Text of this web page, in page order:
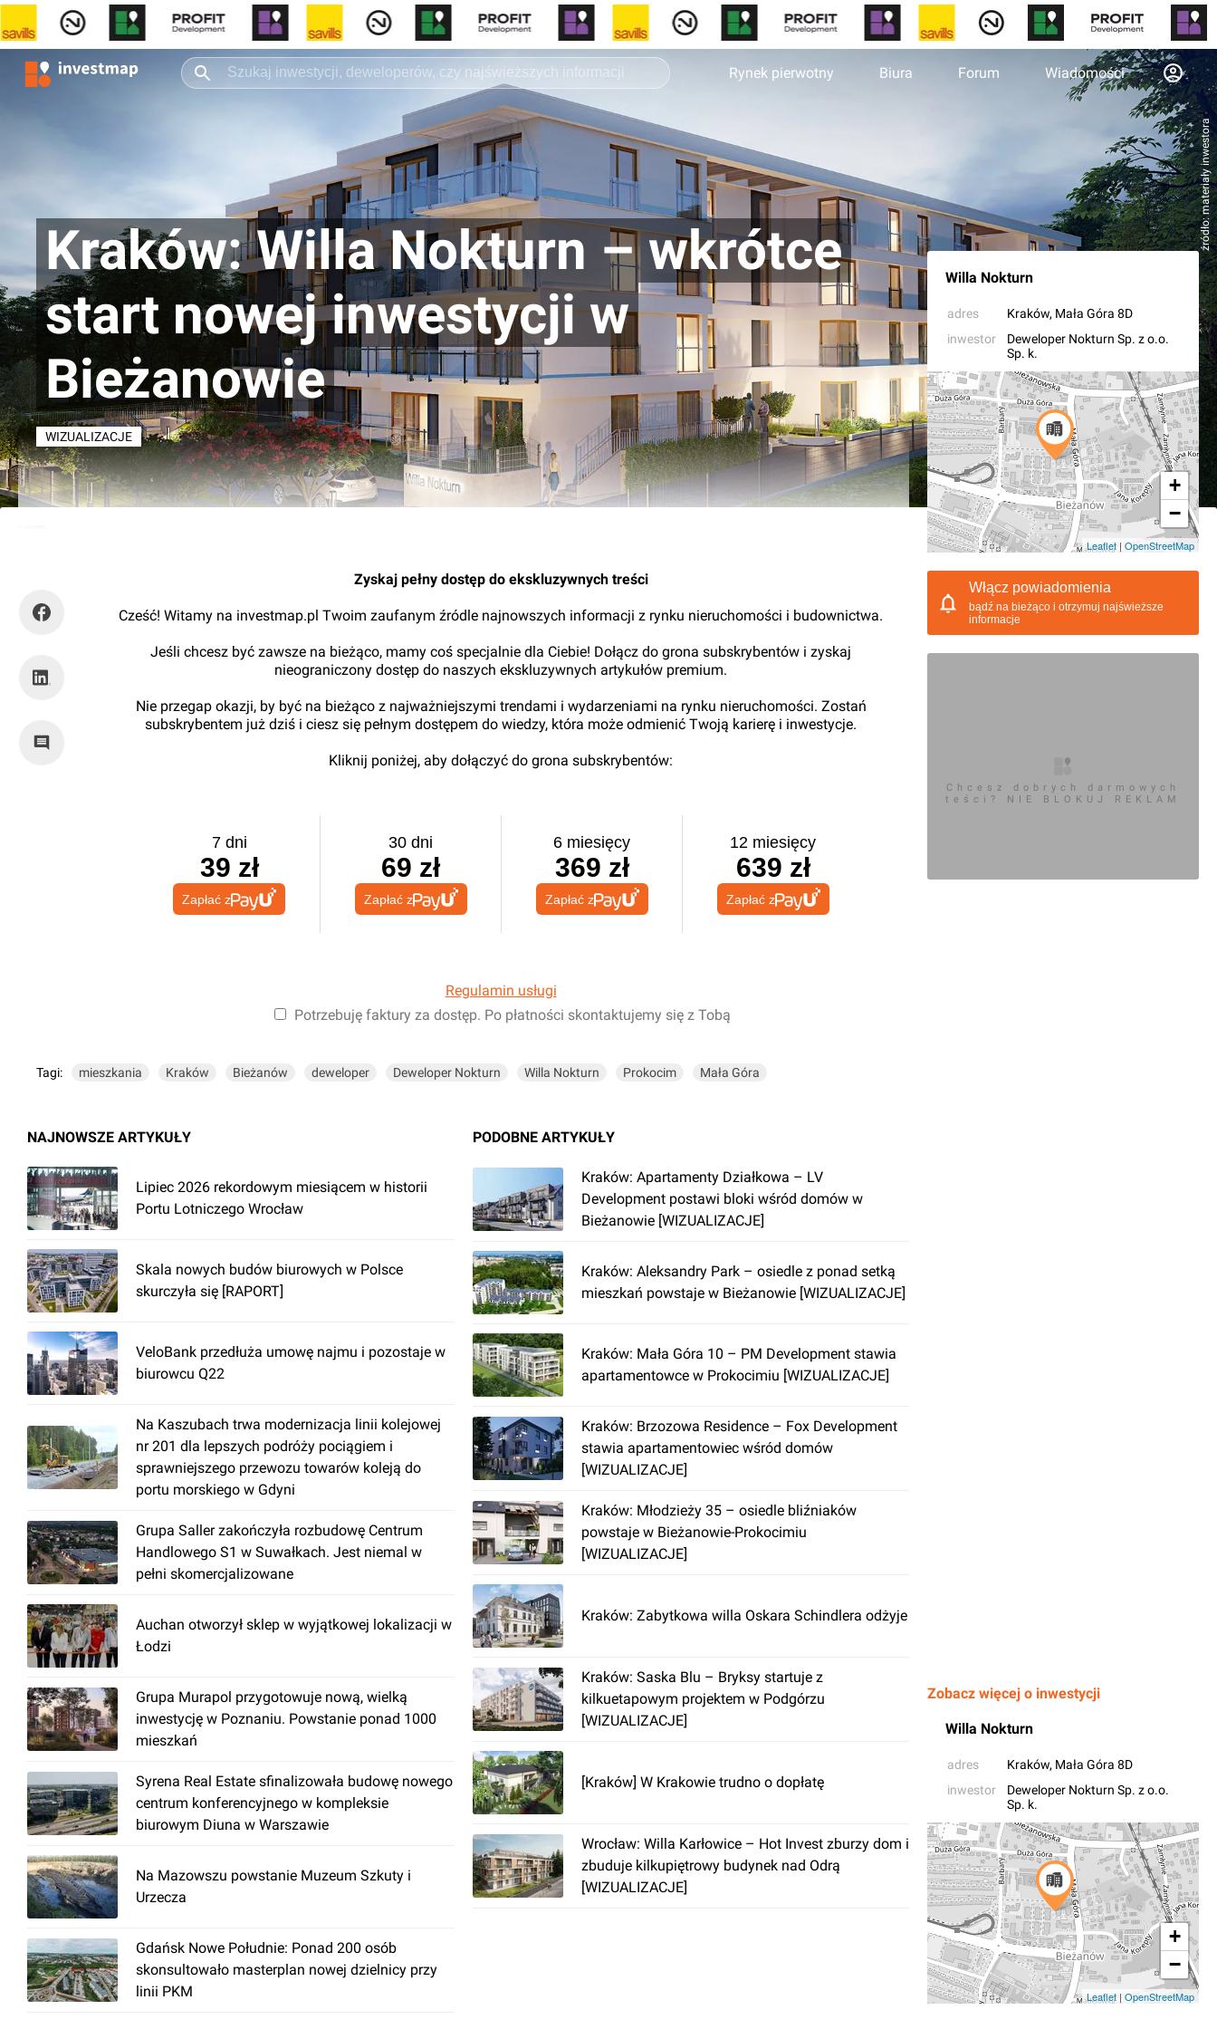
Rynek pierwotny Biura Forum Wiadomości
źródło: materiały inwestora
Kraków: Willa Nokturn – wkrótce
start nowej inwestycji w
Bieżanowie
WIZUALIZACJE
Willa Nokturn
adres Kraków, Mała Góra 8D
inwestor
Deweloper Nokturn Sp. z o.o.
Sp. k.
+
−
Leaflet | OpenStreetMap
Zyskaj pełny dostęp do ekskluzywnych treści
Cześć! Witamy na investmap.pl Twoim zaufanym źródle najnowszych informacji z rynku nieruchomości i budownictwa.
Jeśli chcesz być zawsze na bieżąco, mamy coś specjalnie dla Ciebie! Dołącz do grona subskrybentów i zyskaj
nieograniczony dostęp do naszych ekskluzywnych artykułów premium.
Nie przegap okazji, by być na bieżąco z najważniejszymi trendami i wydarzeniami na rynku nieruchomości. Zostań
subskrybentem już dziś i ciesz się pełnym dostępem do wiedzy, która może odmienić Twoją karierę i inwestycje.
Kliknij poniżej, aby dołączyć do grona subskrybentów:
7 dni
39 zł
Zapłać z
30 dni
69 zł
Zapłać z
6 miesięcy
369 zł
Zapłać z
12 miesięcy
639 zł
Zapłać z
Regulamin usługi
Potrzebuję faktury za dostęp. Po płatności skontaktujemy się z Tobą
Tagi: mieszkania Kraków Bieżanów deweloper Deweloper Nokturn Willa Nokturn Prokocim Mała Góra
NAJNOWSZE ARTYKUŁY
Lipiec 2026 rekordowym miesiącem w historii
Portu Lotniczego Wrocław
Skala nowych budów biurowych w Polsce
skurczyła się [RAPORT]
VeloBank przedłuża umowę najmu i pozostaje w
biurowcu Q22
Na Kaszubach trwa modernizacja linii kolejowej
nr 201 dla lepszych podróży pociągiem i
sprawniejszego przewozu towarów koleją do
portu morskiego w Gdyni
Grupa Saller zakończyła rozbudowę Centrum
Handlowego S1 w Suwałkach. Jest niemal w
pełni skomercjalizowane
Auchan otworzył sklep w wyjątkowej lokalizacji w
Łodzi
Grupa Murapol przygotowuje nową, wielką
inwestycję w Poznaniu. Powstanie ponad 1000
mieszkań
Syrena Real Estate sfinalizowała budowę nowego
centrum konferencyjnego w kompleksie
biurowym Diuna w Warszawie
Na Mazowszu powstanie Muzeum Szkuty i
Urzecza
Gdańsk Nowe Południe: Ponad 200 osób
skonsultowało masterplan nowej dzielnicy przy
linii PKM
PODOBNE ARTYKUŁY
Kraków: Apartamenty Działkowa – LV
Development postawi bloki wśród domów w
Bieżanowie [WIZUALIZACJE]
Kraków: Aleksandry Park – osiedle z ponad setką
mieszkań powstaje w Bieżanowie [WIZUALIZACJE]
Kraków: Mała Góra 10 – PM Development stawia
apartamentowce w Prokocimiu [WIZUALIZACJE]
Kraków: Brzozowa Residence – Fox Development
stawia apartamentowiec wśród domów
[WIZUALIZACJE]
Kraków: Młodzieży 35 – osiedle bliźniaków
powstaje w Bieżanowie-Prokocimiu
[WIZUALIZACJE]
Kraków: Zabytkowa willa Oskara Schindlera odżyje
Kraków: Saska Blu – Bryksy startuje z
kilkuetapowym projektem w Podgórzu
[WIZUALIZACJE]
[Kraków] W Krakowie trudno o dopłatę
Wrocław: Willa Karłowice – Hot Invest zburzy dom i
zbuduje kilkupiętrowy budynek nad Odrą
[WIZUALIZACJE]
Włącz powiadomienia
bądź na bieżąco i otrzymuj najświeższe
informacje
Chcesz dobrych darmowych
teści? NIE BLOKUJ REKLAM
Zobacz więcej o inwestycji
Willa Nokturn
adres Kraków, Mała Góra 8D
inwestor
Deweloper Nokturn Sp. z o.o.
Sp. k.
+
−
Leaflet | OpenStreetMap